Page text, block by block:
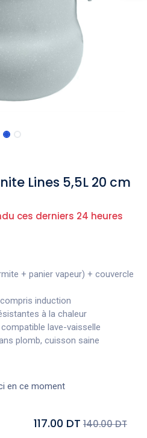
Lines 5,5L 20 cm
ces derniers 24 heures
+ panier vapeur) + couvercle
induction
à la chaleur
lave-vaisselle
plomb, cuisson saine
en ce moment
117.00 DT 140.00 DT